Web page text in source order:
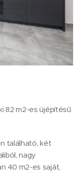
82 m2-es újépítésű
található, két
nagy
40 m2-es saját,